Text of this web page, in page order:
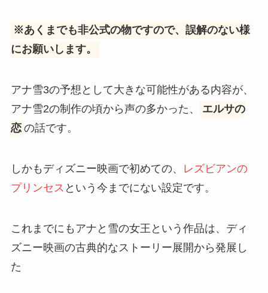
※あくまでも非公式の物ですので、誤解のない様
にお願いします。
アナ雪3の予想として大きな可能性がある内容が、
アナ雪2の制作の頃から声の多かった、
エルサの
恋 の話です。
しかもディズニー映画で初めての、
レズビアンの
プリンセス という今までにない設定です。
これまでにもアナと雪の女王という作品は、ディ
ズニー映画の古典的なストーリー展開から発展し
た